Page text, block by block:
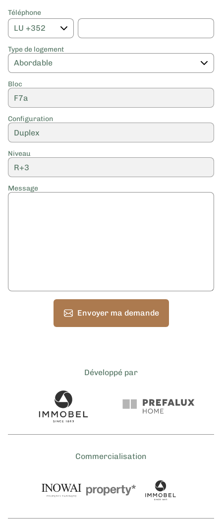
Téléphone
Type de logement
Bloc
Configuration
Niveau
Message
Envoyer ma demande
Développé par
Commercialisation